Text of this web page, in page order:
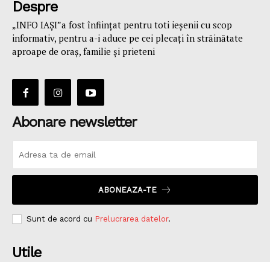
Despre
„INFO IAȘI”a fost înfiinţat pentru toti ieşenii cu scop
informativ, pentru a-i aduce pe cei plecaţi în străinătate
aproape de oraş, familie și prieteni
Abonare newsletter
ABONEAZA-TE
Sunt de acord cu Prelucrarea datelor.
Utile